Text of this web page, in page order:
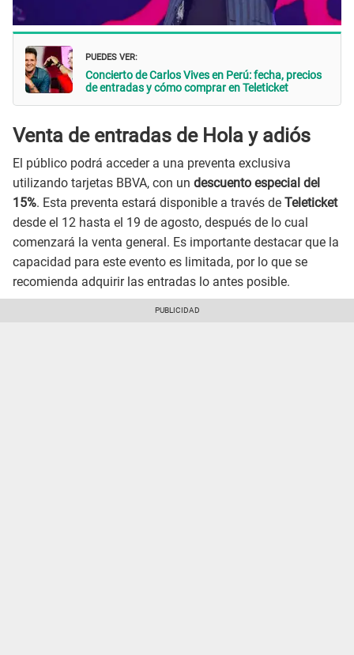
PUEDES VER:
Concierto de Carlos Vives en Perú: fecha, precios
de entradas y cómo comprar en Teleticket
Venta de entradas de Hola y adiós
El público podrá acceder a una preventa exclusiva
utilizando tarjetas BBVA, con un descuento especial del
15%. Esta preventa estará disponible a través de Teleticket
desde el 12 hasta el 19 de agosto, después de lo cual
comenzará la venta general. Es importante destacar que la
capacidad para este evento es limitada, por lo que se
recomienda adquirir las entradas lo antes posible.